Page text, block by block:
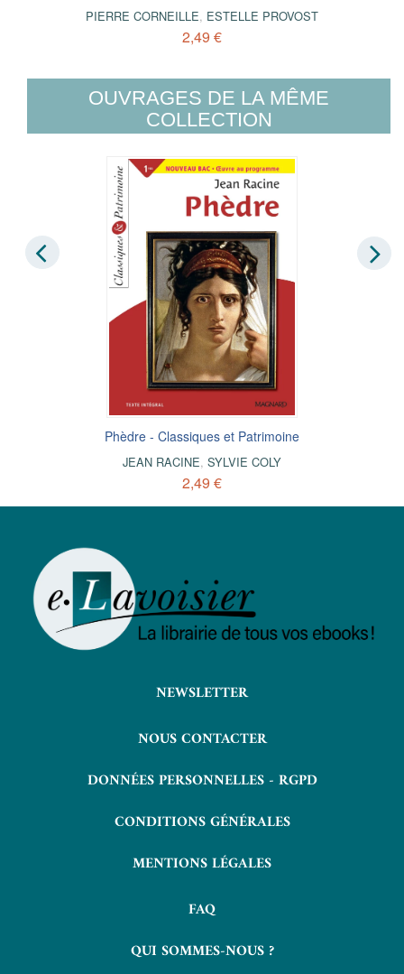
PIERRE CORNEILLE, ESTELLE PROVOST
2,49 €
OUVRAGES DE LA MÊME
COLLECTION
Phèdre - Classiques et Patrimoine
JEAN RACINE, SYLVIE COLY
2,49 €
NEWSLETTER
NOUS CONTACTER
DONNÉES PERSONNELLES - RGPD
CONDITIONS GÉNÉRALES
MENTIONS LÉGALES
FAQ
QUI SOMMES-NOUS ?